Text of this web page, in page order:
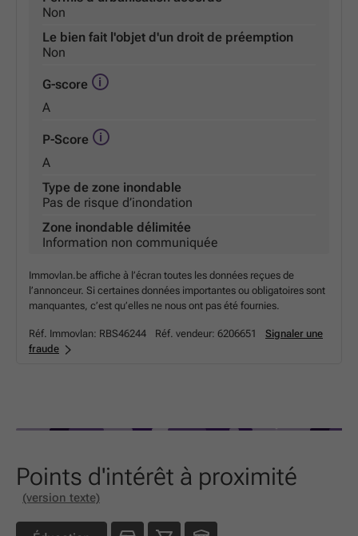
Non
Le bien fait l'objet d'un droit de préemption
Non
G-score
A
P-Score
A
Type de zone inondable
Pas de risque d’inondation
Zone inondable délimitée
Information non communiquée
Immovlan.be affiche à l’écran toutes les données reçues de
l’annonceur. Si certaines données importantes ou obligatoires sont
manquantes, c’est qu’elles ne nous ont pas été fournies.
Réf. Immovlan: RBS46244 Réf. vendeur: 6206651
Signaler une
fraude
Points d'intérêt à proximité
(version texte)